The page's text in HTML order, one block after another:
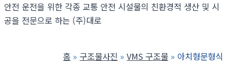
안전 운전을 위한 각종 교통 안전 시설물의 친환경적 생산 및 시
공을 전문으로 하는 (주)대로
홈 구조물사진 VMS 구조물 아치형문형식